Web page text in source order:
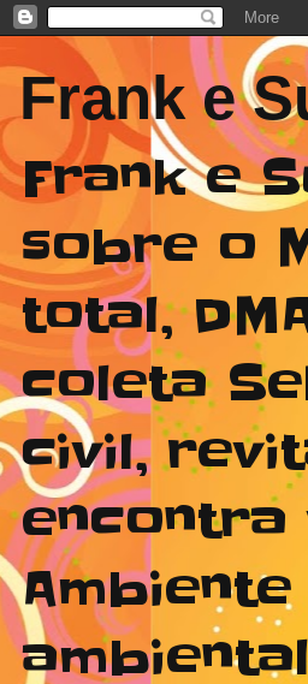
Frank e
Frank e
sobre o
total,
coleta
civil,
encontra